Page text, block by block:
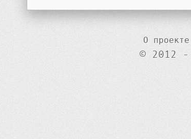
О проекте
© 2012